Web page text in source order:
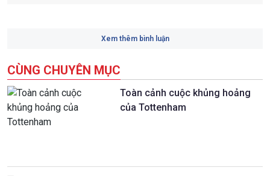
Xem thêm bình luận
CÙNG CHUYÊN MỤC
Toàn cảnh cuộc khủng hoảng
của Tottenham